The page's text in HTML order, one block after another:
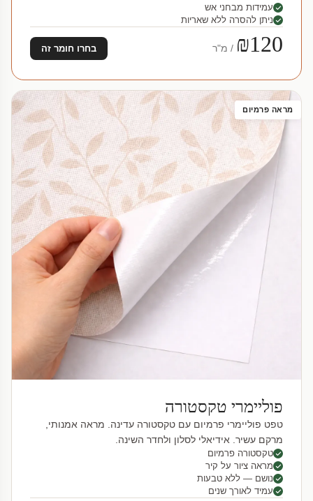
עמידות מבחני אש
ניתן להסרה ללא שאריות
₪120 / מ"ר בחרו חומר זה
מראה פרמיום
פוליימרי טקסטורה
טפט פוליימרי פרמיום עם טקסטורה עדינה. מראה אמנותי,
מרקם עשיר. אידיאלי לסלון ולחדר השינה.
טקסטורה פרמיום
מראה ציור על קיר
נושם — ללא טבעות
עמיד לאורך שנים